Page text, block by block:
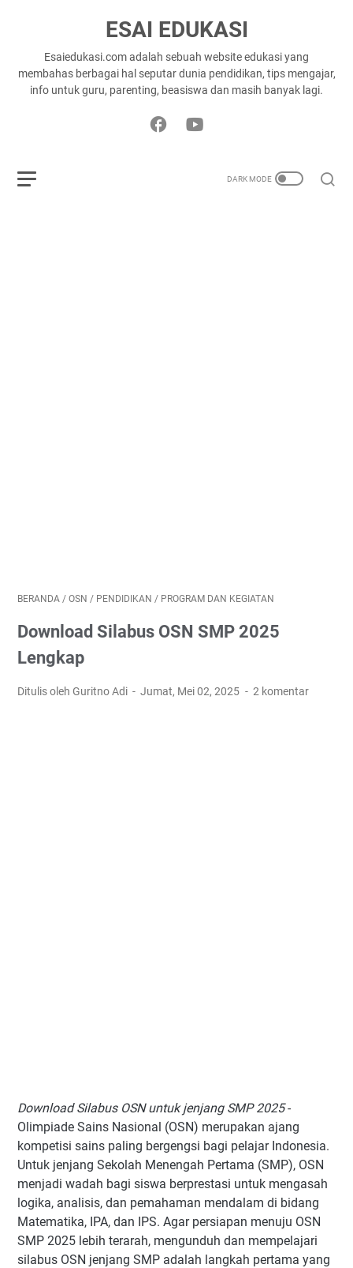
ESAI EDUKASI
Esaiedukasi.com adalah sebuah website edukasi yang
membahas berbagai hal seputar dunia pendidikan, tips mengajar,
info untuk guru, parenting, beasiswa dan masih banyak lagi.
BERANDA / OSN / PENDIDIKAN / PROGRAM DAN KEGIATAN
Download Silabus OSN SMP 2025
Lengkap
Ditulis oleh Guritno Adi Jumat, Mei 02, 2025 2 komentar
Download Silabus OSN untuk jenjang SMP 2025-
Olimpiade Sains Nasional (OSN) merupakan ajang
kompetisi sains paling bergengsi bagi pelajar Indonesia.
Untuk jenjang Sekolah Menengah Pertama (SMP), OSN
menjadi wadah bagi siswa berprestasi untuk mengasah
logika, analisis, dan pemahaman mendalam di bidang
Matematika, IPA, dan IPS. Agar persiapan menuju OSN
SMP 2025 lebih terarah, mengunduh dan mempelajari
silabus OSN jenjang SMP adalah langkah pertama yang